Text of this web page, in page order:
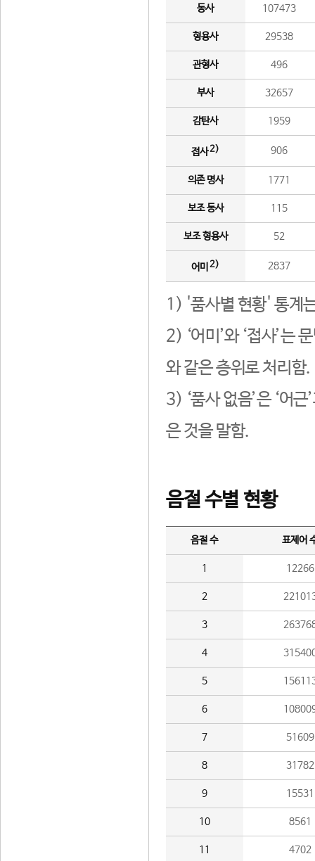
동사 107473
형용사 29538
관형사 496
부사 32657
감탄사 1959
접사2) 906
의존 명사 1771
보조 동사 115
보조 형용사 52
어미 2) 2837
1) '품사별 현황' 통계
2) ‘어미’와 ‘접사’는
와 같은 층위로 처리함.
3) ‘품사 없음’은 ‘어
은 것을 말함.
음절 수별 현황
음절 수 표제어
1 12266
2
3
4
5
6
7 51609
8 31782
9 15531
10 8561
11 4702